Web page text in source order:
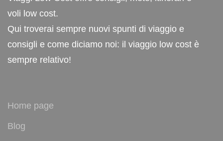
voli low cost.
Qui troverai sempre nuovi spunti di viaggio e
consigli e come diciamo noi: il viaggio low cost è
sempre relativo!
Home page
Blog